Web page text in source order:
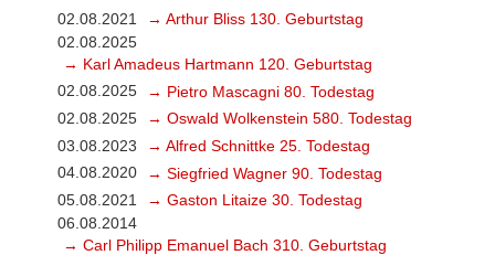
02.08.2021
→ Arthur Bliss 130. Geburtstag
02.08.2025
→ Karl Amadeus Hartmann 120. Geburtstag
02.08.2025
→ Pietro Mascagni 80. Todestag
02.08.2025
→ Oswald Wolkenstein 580. Todestag
03.08.2023
→ Alfred Schnittke 25. Todestag
04.08.2020
→ Siegfried Wagner 90. Todestag
05.08.2021
→ Gaston Litaize 30. Todestag
06.08.2014
→ Carl Philipp Emanuel Bach 310. Geburtstag